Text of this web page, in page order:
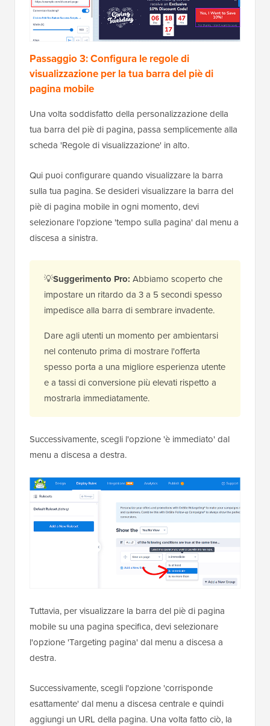
Passaggio 3: Configura le regole di
visualizzazione per la tua barra del piè di
pagina mobile
Una volta soddisfatto della personalizzazione della
tua barra del piè di pagina, passa semplicemente alla
scheda 'Regole di visualizzazione' in alto.
Qui puoi configurare quando visualizzare la barra
sulla tua pagina. Se desideri visualizzare la barra del
piè di pagina mobile in ogni momento, devi
selezionare l'opzione 'tempo sulla pagina' dal menu a
discesa a sinistra.
💡Suggerimento Pro: Abbiamo scoperto che
impostare un ritardo da 3 a 5 secondi spesso
impedisce alla barra di sembrare invadente.
Dare agli utenti un momento per ambientarsi
nel contenuto prima di mostrare l'offerta
spesso porta a una migliore esperienza utente
e a tassi di conversione più elevati rispetto a
mostrarla immediatamente.
Successivamente, scegli l'opzione 'è immediato' dal
menu a discesa a destra.
Tuttavia, per visualizzare la barra del piè di pagina
mobile su una pagina specifica, devi selezionare
l'opzione 'Targeting pagina' dal menu a discesa a
destra.
Successivamente, scegli l'opzione 'corrisponde
esattamente' dal menu a discesa centrale e quindi
aggiungi un URL della pagina. Una volta fatto ciò, la